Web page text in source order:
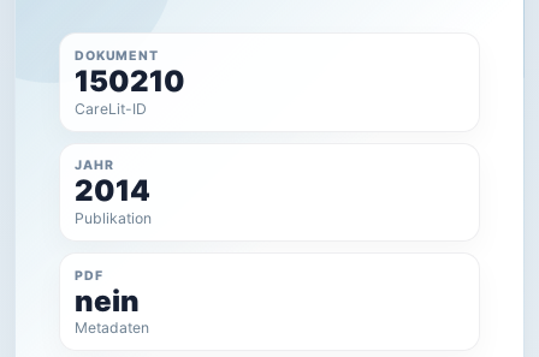
DOKUMENT
150210
CareLit-ID
JAHR
2014
Publikation
PDF
nein
Metadaten